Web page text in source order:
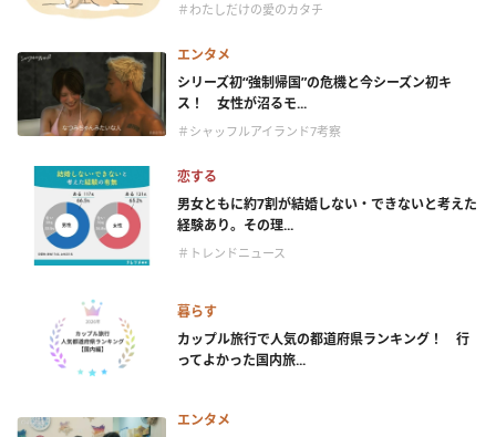
＃わたしだけの愛のカタチ
エンタメ
シリーズ初“強制帰国”の危機と今シーズン初キ
ス！ 女性が沼るモ...
＃シャッフルアイランド7考察
恋する
男女ともに約7割が結婚しない・できないと考えた
経験あり。その理...
＃トレンドニュース
暮らす
カップル旅行で人気の都道府県ランキング！ 行
ってよかった国内旅...
エンタメ